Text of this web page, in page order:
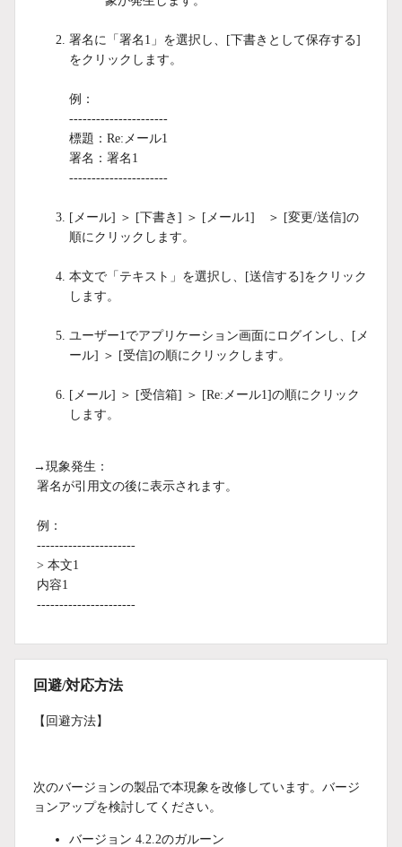
署名に「署名1」を選択し、[下書きとして保存する]
をクリックします。
例：
----------------------
標題：Re:メール1
署名：署名1
----------------------
[メール] ＞ [下書き] ＞ [メール1] ＞ [変更/送信]の
順にクリックします。
本文で「テキスト」を選択し、[送信する]をクリック
します。
ユーザー1でアプリケーション画面にログインし、[メ
ール] ＞ [受信]の順にクリックします。
[メール] ＞ [受信箱] ＞ [Re:メール1]の順にクリック
します。
→現象発生：
署名が引用文の後に表示されます。
例：
----------------------
> 本文1
内容1
----------------------
回避/対応方法
【回避方法】
次のバージョンの製品で本現象を改修しています。バージ
ョンアップを検討してください。
バージョン 4.2.2のガルーン